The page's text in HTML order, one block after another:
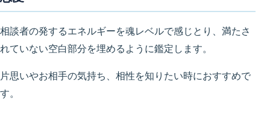
相談者の発するエネルギーを魂レベルで感じとり、満たさ
れていない空白部分を埋めるように鑑定します。
片思いやお相手の気持ち、相性を知りたい時におすすめで
す。